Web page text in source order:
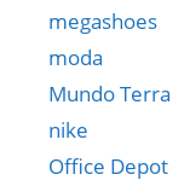
megashoes
moda
Mundo Terra
nike
Office Depot